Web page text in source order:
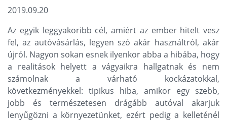
2019.09.20
Az egyik leggyakoribb cél, amiért az ember hitelt vesz
fel, az autóvásárlás, legyen szó akár használtról, akár
újról. Nagyon sokan esnek ilyenkor abba a hibába, hogy
a realitások helyett a vágyaikra hallgatnak és nem
számolnak a várható kockázatokkal,
következményekkel: tipikus hiba, amikor egy szebb,
jobb és természetesen drágább autóval akarjuk
lenyűgözni a környezetünket, ezért pedig a kelleténél